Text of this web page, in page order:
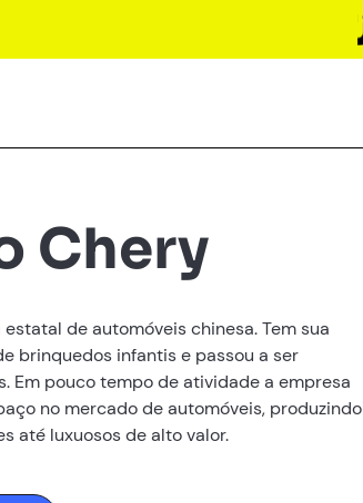
Chery
de automóveis chinesa. Tem sua
brinquedos infantis e passou a ser
Em pouco tempo de atividade a empresa
no mercado de automóveis, produzindo
até luxuosos de alto valor.